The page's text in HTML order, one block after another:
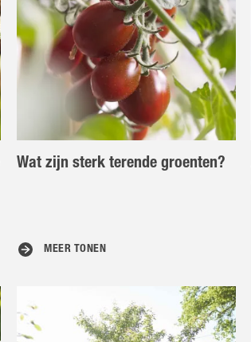
Wat zijn sterk terende groenten?
MEER TONEN